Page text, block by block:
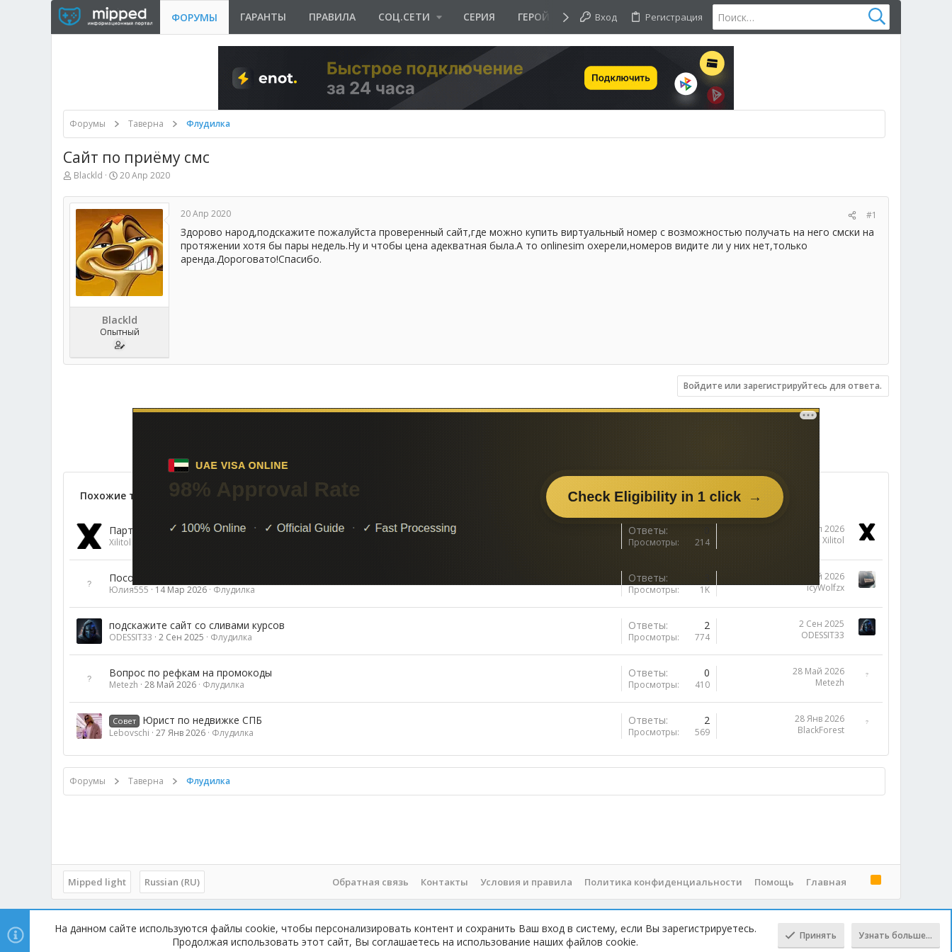
ФОРУМЫ ГАРАНТЫ ПРАВИЛА СОЦ.СЕТИ СЕРИЯ ГЕРОЙ ДНЯ Вход Регистрация
Форумы Таверна Флудилка
Сайт по приёму смс
А
т
о
м
ы
Blackld
Д
т
а
н
а
ч
а
л
а
20 Апр 2020
Blackld
Опытный
20 Апр 2020 #1
Здорово народ,подскажите пожалуйста проверенный сайт,где можно купить виртуальный номер с возможностью получать на него смски на
протяжении хотя бы пары недель.Ну и чтобы цена адекватная была.А то onlinesim охерели,номеров видите ли у них нет,только
аренда.Дороговато!Спасибо.
Войдите или зарегистрируйтесь для ответа.
Похожие темы
Партнерки с платными звонками/смс/подписками, есть сейчас такие?
Xilitol
Ответы
Просмотры 214
15 Июл 2026
Xilitol
Посоветуйте официальный сайт, где скачать ГИМП
Юлия555 14 Мар 2026 Флудилка
Ответы
Просмотры 1K
24 Май 2026
icyWolfzx
подскажите сайт со сливами курсов
ODESSIT33 2 Сен 2025 Флудилка
Ответы 2
Просмотры 774
2 Сен 2025
ODESSIT33
Вопрос по рефкам на промокоды
Metezh 28 Май 2026 Флудилка
Ответы 0
Просмотры 410
28 Май 2026
Metezh
Совет Юрист по недвижке СПБ
Lebovschi 27 Янв 2026 Флудилка
Ответы 2
Просмотры 569
28 Янв 2026
BlackForest
Форумы Таверна Флудилка
Mipped light Russian (RU) Обратная связь Контакты Условия и правила Политика конфиденциальности Помощь Главная
R
S
Copyright © 2014 - 2025, mipped.com. Все права защищены. При копировании материала с сайта, обратная ссылка обязательна!
СверхуСнизу
На данном сайте используются файлы cookie, чтобы персонализировать контент и сохранить Ваш вход в систему, если Вы зарегистрируетесь.
Продолжая использовать этот сайт, Вы соглашаетесь на использование наших файлов cookie.
Принять Узнать больше…